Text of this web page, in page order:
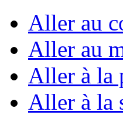
Aller au
Aller au
Aller à la
Aller à la